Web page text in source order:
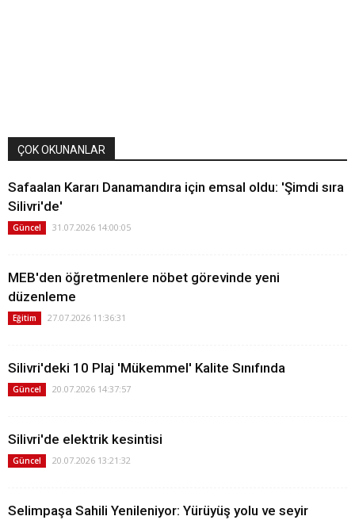
ÇOK OKUNANLAR
Safaalan Kararı Danamandıra için emsal oldu: 'Şimdi sıra
Silivri'de'
Güncel 31.07.2026 14:00:05
MEB'den öğretmenlere nöbet görevinde yeni
düzenleme
Eğitim 27.07.2026 11:36:31
Silivri'deki 10 Plaj 'Mükemmel' Kalite Sınıfında
Güncel 20.07.2026 14:37:57
Silivri'de elektrik kesintisi
Güncel 20.07.2026 13:21:32
Selimpaşa Sahili Yenileniyor: Yürüyüş yolu ve seyir